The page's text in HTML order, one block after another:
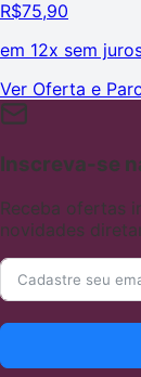
R$75,90
em 12x sem
Ver Oferta e
Inscreva-se
Receba ofertas
novidades